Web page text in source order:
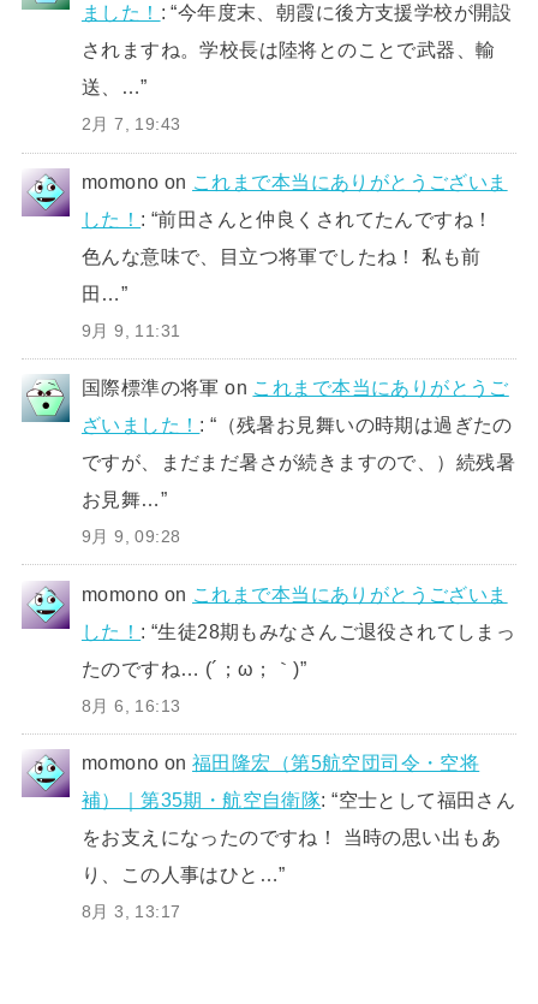
ました！ : “今年度末、朝霞に後方支援学校が開設
されますね。学校長は陸将とのことで武器、輸
送、…”
2月 7, 19:43
momono on これまで本当にありがとうございま
した！ : “前田さんと仲良くされてたんですね！
色んな意味で、目立つ将軍でしたね！ 私も前
田…”
9月 9, 11:31
国際標準の将軍 on これまで本当にありがとうご
ざいました！ : “ （残暑お見舞いの時期は過ぎたの
ですが、まだまだ暑さが続きますので、）続残暑
お見舞…”
9月 9, 09:28
momono on これまで本当にありがとうございま
した！ : “生徒28期もみなさんご退役されてしまっ
たのですね… (´；ω；｀)”
8月 6, 16:13
momono on福田隆宏（第5航空団司令・空将
補）｜第35期・航空自衛隊: “空士として福田さん
をお支えになったのですね！ 当時の思い出もあ
り、この人事はひと…”
8月 3, 13:17